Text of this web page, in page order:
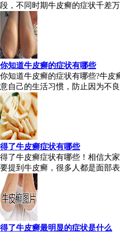
段，不同时期牛皮癣的症状千差
你知道牛皮癣的症状有哪些
你知道牛皮癣的症状有哪些?牛皮
意自己的生活习惯，防止因为不
得了牛皮癣症状有哪些
得了牛皮癣症状有哪些！相信大
要提到牛皮癣，很多人都是面部
得了牛皮癣最明显的症状是什么